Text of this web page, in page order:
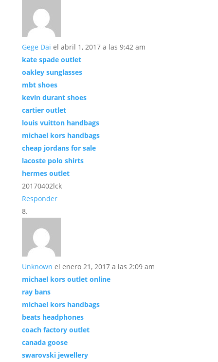
Gege Dai el abril 1, 2017 a las 9:42 am
kate spade outlet
oakley sunglasses
mbt shoes
kevin durant shoes
cartier outlet
louis vuitton handbags
michael kors handbags
cheap jordans for sale
lacoste polo shirts
hermes outlet
20170402lck
Responder
Unknown el enero 21, 2017 a las 2:09 am
michael kors outlet online
ray bans
michael kors handbags
beats headphones
coach factory outlet
canada goose
swarovski jewellery